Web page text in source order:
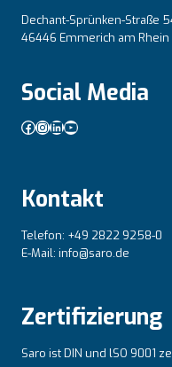
Dechant-Sprünken-Straße
46446 Emmerich am Rhein
Social Media
Facebook
Instagram
LinkedIn
YouTube
Kontakt
Telefon: +49 2822 9258-0
E-Mail: info@saro.de
Zertifizierung
Saro ist DIN und lSO 9001